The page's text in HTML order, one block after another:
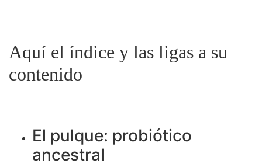
Aquí el índice y las ligas a su
contenido
El pulque: probiótico
ancestral